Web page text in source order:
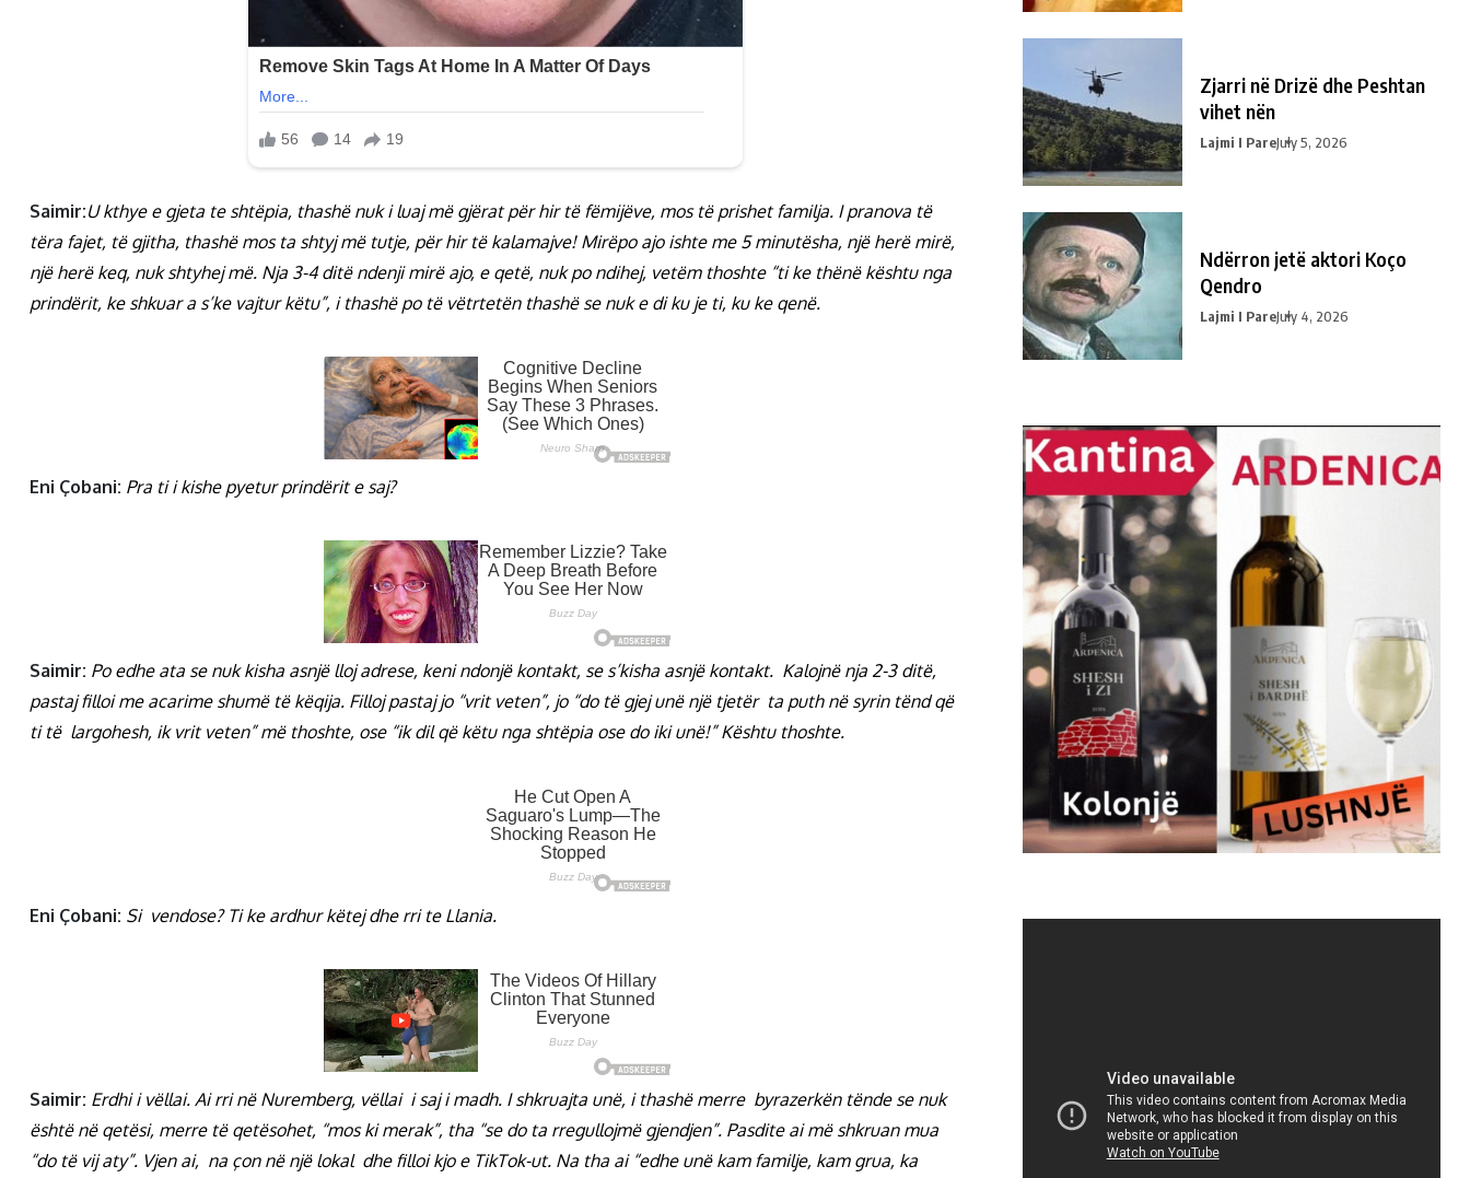
Saimir:U kthye e gjeta te shtëpia, thashë nuk i luaj më gjërat për hir të fëmijëve, mos të prishet familja. I pranova të
tëra fajet, të gjitha, thashë mos ta shtyj më tutje, për hir të kalamajve! Mirëpo ajo ishte me 5 minutësha, një herë mirë,
një herë keq, nuk shtyhej më. Nja 3-4 ditë ndenji mirë ajo, e qetë, nuk po ndihej, vetëm thoshte “ti ke thënë kështu nga
prindërit, ke shkuar a s’ke vajtur këtu”, i thashë po të vëtrtetën thashë se nuk e di ku je ti, ku ke qenë.
Eni Çobani: Pra ti i kishe pyetur prindërit e saj?
Saimir: Po edhe ata se nuk kisha asnjë lloj adrese, keni ndonjë kontakt, se s’kisha asnjë kontakt. Kalojnë nja 2-3 ditë,
pastaj filloi me acarime shumë të këqija. Filloj pastaj jo “vrit veten”, jo “do të gjej unë një tjetër ta puth në syrin tënd që
ti të largohesh, ik vrit veten” më thoshte, ose “ik dil që këtu nga shtëpia ose do iki unë!” Kështu thoshte.
Eni Çobani: Si vendose? Ti ke ardhur këtej dhe rri te Llania.
Saimir: Erdhi i vëllai. Ai rri në Nuremberg, vëllai i saj i madh. I shkruajta unë, i thashë merre byrazerkën tënde se nuk
është në qetësi, merre të qetësohet, “mos ki merak”, tha “se do ta rregullojmë gjendjen”. Pasdite ai më shkruan mua
“do të vij aty”. Vjen ai, na çon në një lokal dhe filloi kjo e TikTok-ut. Na tha ai “edhe unë kam familje, kam grua, ka
Zjarri në Drizë dhe Peshtan
vihet nën
Lajmi I PareJuly 5, 2026
Ndërron jetë aktori Koço
Qendro
Lajmi I PareJuly 4, 2026